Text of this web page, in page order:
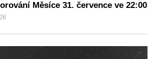
Měsíce 31. července ve 22:00